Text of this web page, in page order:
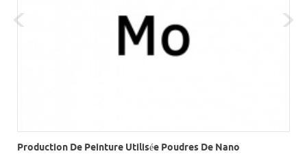
Production De Peinture Utilisée Poudres De Nano